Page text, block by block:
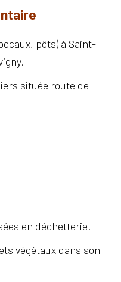
pôts) à Saint-
située route de
en déchetterie.
végétaux dans son